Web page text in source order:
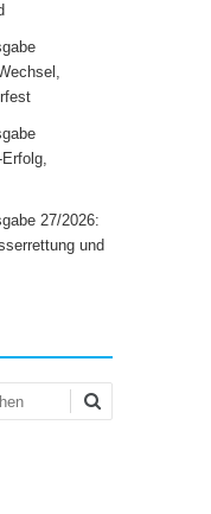
27/2026:
und